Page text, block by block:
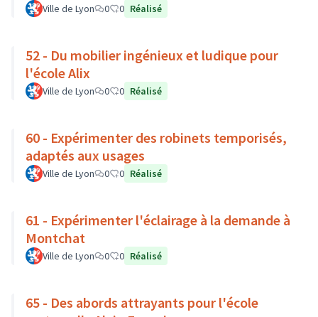
Ville de Lyon 0 0 Réalisé
52 - Du mobilier ingénieux et ludique pour
l'école Alix
Ville de Lyon 0 0 Réalisé
60 - Expérimenter des robinets temporisés,
adaptés aux usages
Ville de Lyon 0 0 Réalisé
61 - Expérimenter l'éclairage à la demande à
Montchat
Ville de Lyon 0 0 Réalisé
65 - Des abords attrayants pour l'école